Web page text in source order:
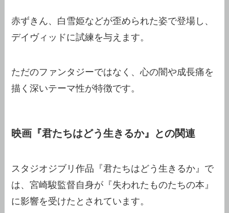
赤ずきん、白雪姫などが歪められた姿で登場し、
デイヴィッドに試練を与えます。
ただのファンタジーではなく、心の闇や成長痛を
描く深いテーマ性が特徴です。
映画『君たちはどう生きるか』との関連
スタジオジブリ作品『君たちはどう生きるか』で
は、宮崎駿監督自身が『失われたものたちの本』
に影響を受けたとされています。